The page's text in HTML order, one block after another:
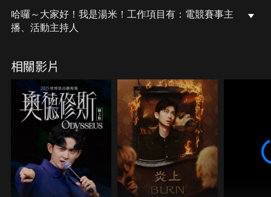
哈囉～大家好！我是湯米！工作項目有：電競賽事主
播、活動主持人
相關影片